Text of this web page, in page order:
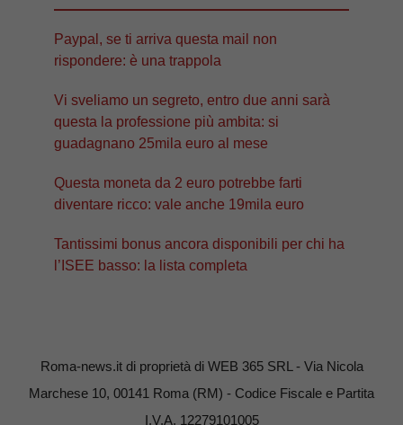
Paypal, se ti arriva questa mail non
rispondere: è una trappola
Vi sveliamo un segreto, entro due anni sarà
questa la professione più ambita: si
guadagnano 25mila euro al mese
Questa moneta da 2 euro potrebbe farti
diventare ricco: vale anche 19mila euro
Tantissimi bonus ancora disponibili per chi ha
l’ISEE basso: la lista completa
Roma-news.it di proprietà di WEB 365 SRL - Via Nicola
Marchese 10, 00141 Roma (RM) - Codice Fiscale e Partita
I.V.A. 12279101005